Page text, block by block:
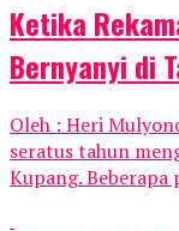
Ketika
Bernyanyi di
Oleh : Heri
seratus tahun
Kupang. Beberapa